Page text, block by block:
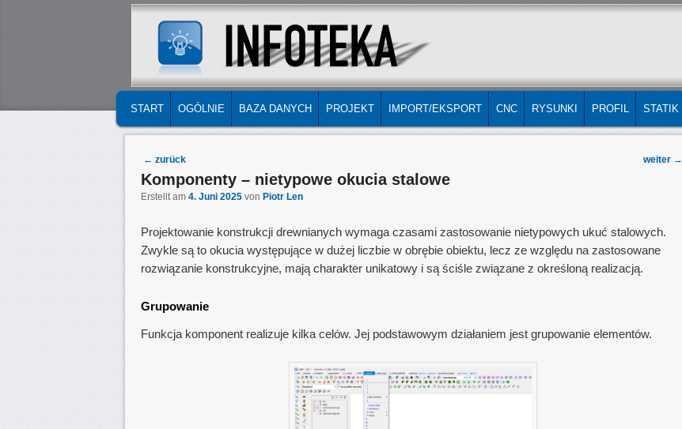
SKIP TO PRIMARY CONTENT
SKIP TO SECONDARY CONTENT
START OGÓLNIE BAZA DANYCH PROJEKT IMPORT/EKSPORT CNC RYSUNKI PROFIL STATIK
Post navigation
← zurück weiter →
Komponenty – nietypowe okucia stalowe
Erstellt am 4. Juni 2025 von Piotr Len
Projektowanie konstrukcji drewnianych wymaga czasami zastosowanie nietypowych ukuć stalowych.
Zwykle są to okucia występujące w dużej liczbie w obrębie obiektu, lecz ze względu na zastosowane
rozwiązanie konstrukcyjne, mają charakter unikatowy i są ściśle związane z określoną realizacją.
Grupowanie
Funkcja komponent realizuje kilka celów. Jej podstawowym działaniem jest grupowanie elementów.